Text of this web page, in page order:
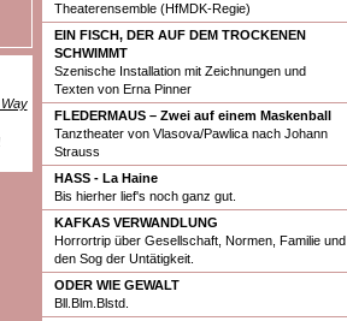
Theaterensemble (HfMDK-Regie)
EIN FISCH, DER AUF DEM TROCKENEN
SCHWIMMT
Szenische Installation mit Zeichnungen und
Texten von Erna Pinner
FLEDERMAUS – Zwei auf einem Maskenball
Tanztheater von Vlasova/Pawlica nach Johann
Strauss
HASS - La Haine
Bis hierher lief's noch ganz gut.
KAFKAS VERWANDLUNG
Horrortrip über Gesellschaft, Normen, Familie und
den Sog der Untätigkeit.
ODER WIE GEWALT
Bll.Blm.Blstd.